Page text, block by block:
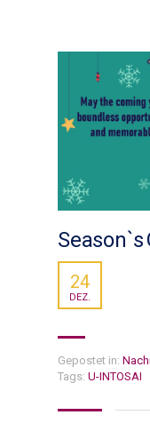
Season`s
24
DEZ.
Gepostet in:
Tags: U-INTOSAI